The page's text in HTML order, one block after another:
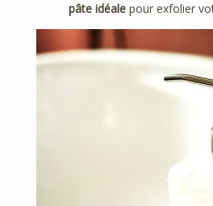
pâte idéale pour exfolier